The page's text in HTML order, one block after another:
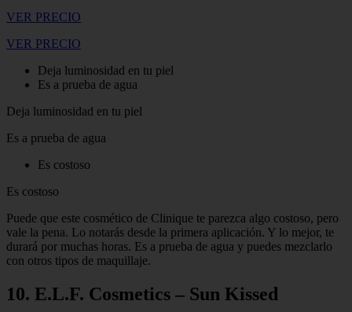
VER PRECIO
VER PRECIO
Deja luminosidad en tu piel
Es a prueba de agua
Deja luminosidad en tu piel
Es a prueba de agua
Es costoso
Es costoso
Puede que este cosmético de Clinique te parezca algo costoso, pero
vale la pena. Lo notarás desde la primera aplicación. Y lo mejor, te
durará por muchas horas. Es a prueba de agua y puedes mezclarlo
con otros tipos de maquillaje.
10. E.L.F. Cosmetics – Sun Kissed